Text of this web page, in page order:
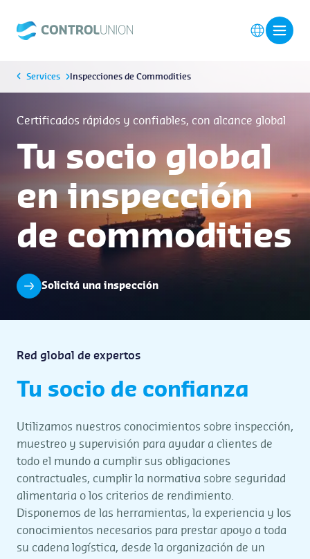
Services Inspecciones de Commodities
Certificados rápidos y confiables, con alcance global
Tu socio global
en inspección
de commodities
Solicitá una inspección
Red global de expertos
Tu socio de confianza
Utilizamos nuestros conocimientos sobre inspección,
muestreo y supervisión para ayudar a clientes de
todo el mundo a cumplir sus obligaciones
contractuales, cumplir la normativa sobre seguridad
alimentaria o los criterios de rendimiento.
Disponemos de las herramientas, la experiencia y los
conocimientos necesarios para prestar apoyo a toda
su cadena logística, desde la organización de un